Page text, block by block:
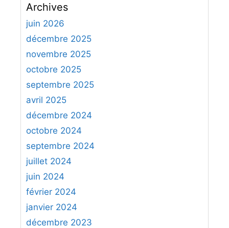
h
e
r
h
e
r
:
Archives
juin 2026
décembre 2025
novembre 2025
octobre 2025
septembre 2025
avril 2025
décembre 2024
octobre 2024
septembre 2024
juillet 2024
juin 2024
février 2024
janvier 2024
décembre 2023